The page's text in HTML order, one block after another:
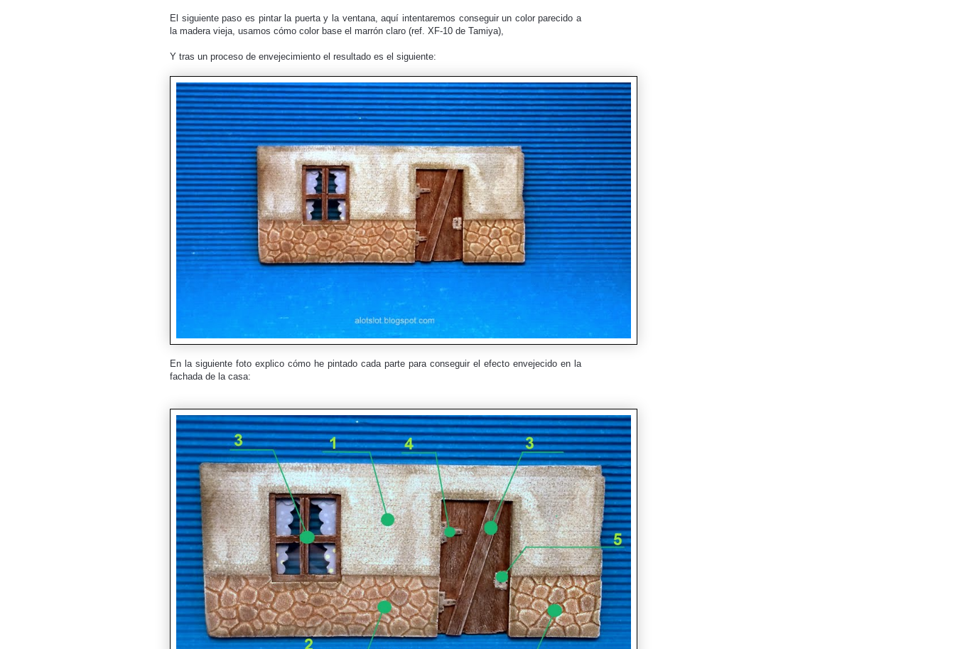
El siguiente paso es pintar la puerta y la ventana,aquí intentaremos conseguir un color parecido a
la madera vieja, usamos cómo color base el marrón claro (ref. XF-10 de Tamiya),
Y tras un proceso de envejecimiento el resultado es el siguiente:
En la siguiente foto explico cómo he pintado cada parte para conseguir el efecto envejecido en la
fachada de la casa: